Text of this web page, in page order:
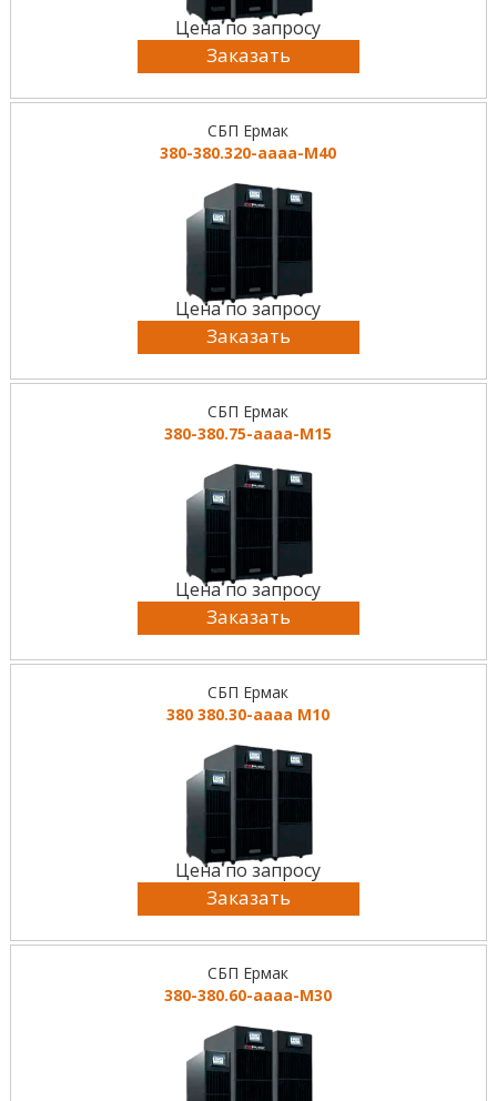
Цена по запросу
Заказать
СБП Ермак
380-380.320-аааа-М40
Цена по запросу
Заказать
СБП Ермак
380-380.75-аааа-М15
Цена по запросу
Заказать
СБП Ермак
380 380.30-аааа М10
Цена по запросу
Заказать
СБП Ермак
380-380.60-аааа-М30